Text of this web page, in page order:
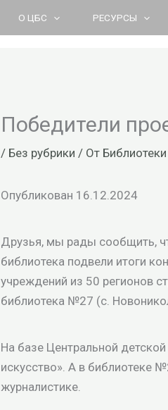
О ЦБС РЕСУРСЫ
Победители
/ Без рубрики / От
Опубликован 16.12.2024
Друзья, мы рады сообщить,
библиотека подвели итоги
учреждений из 50 регионов
библиотека №27 (с.
На базе Центральной
искусство». А в библиотеке
журналистике.